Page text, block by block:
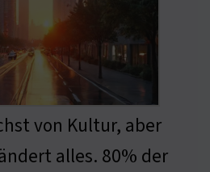
von Kultur, aber
alles. 80% der